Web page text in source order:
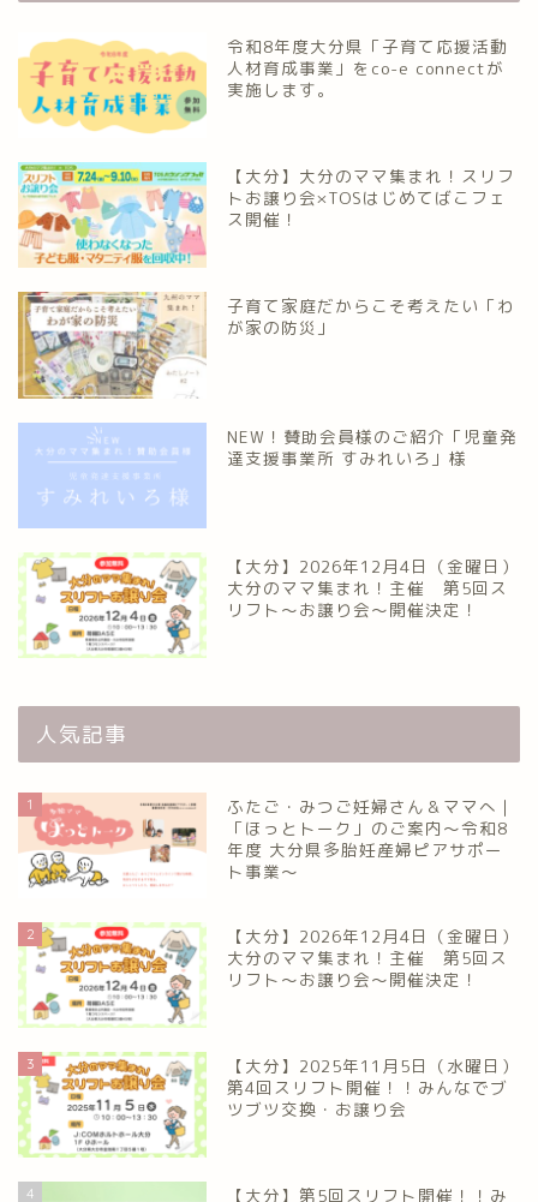
令和8年度大分県「子育て応援活動
人材育成事業」をco-e connectが
実施します。
【大分】大分のママ集まれ！スリフ
トお譲り会×TOSはじめてばこフェ
ス開催！
子育て家庭だからこそ考えたい「わ
が家の防災」
NEW！賛助会員様のご紹介「児童発
達支援事業所 すみれいろ」様
【大分】2026年12月4日（金曜日）
大分のママ集まれ！主催 第5回ス
リフト〜お譲り会〜開催決定！
人気記事
1
ふたご・みつご妊婦さん＆ママへ｜
「ほっとトーク」のご案内～令和8
年度 大分県多胎妊産婦ピアサポー
ト事業～
2
【大分】2026年12月4日（金曜日）
大分のママ集まれ！主催 第5回ス
リフト〜お譲り会〜開催決定！
3
【大分】2025年11月5日（水曜日）
第4回スリフト開催！！みんなでブ
ツブツ交換・お譲り会
4 【大分】第5回スリフト開催！！み